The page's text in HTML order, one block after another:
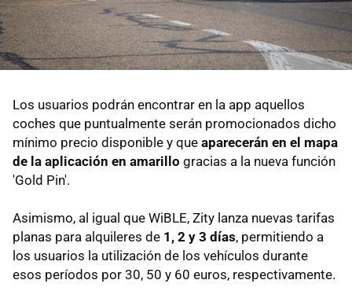
Los usuarios podrán encontrar en la app aquellos
coches que puntualmente serán promocionados dicho
mínimo precio disponible y que aparecerán en el mapa
de la aplicación en amarillo gracias a la nueva función
'Gold Pin'.
Asimismo, al igual que WiBLE, Zity lanza nuevas tarifas
planas para alquileres de 1, 2 y 3 días, permitiendo a
los usuarios la utilización de los vehículos durante
esos períodos por 30, 50 y 60 euros, respectivamente.